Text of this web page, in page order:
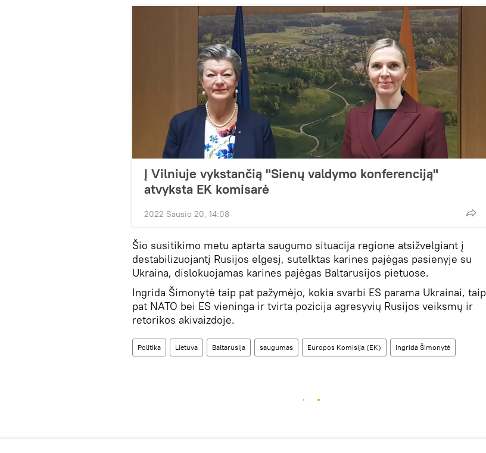
Į Vilniuje vykstančią "Sienų valdymo konferenciją"
atvyksta EK komisarė
2022 Sausio 20, 14:08
Šio susitikimo metu aptarta saugumo situacija regione atsižvelgiant į
destabilizuojantį Rusijos elgesį, sutelktas karines pajėgas pasienyje su
Ukraina, dislokuojamas karines pajėgas Baltarusijos pietuose.
Ingrida Šimonytė taip pat pažymėjo, kokia svarbi ES parama Ukrainai, taip
pat NATO bei ES vieninga ir tvirta pozicija agresyvių Rusijos veiksmų ir
retorikos akivaizdoje.
Politika Lietuva Baltarusija saugumas Europos Komisija (EK) Ingrida Šimonytė